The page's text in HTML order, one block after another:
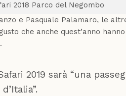
2018 Parco del Negombo
e Pasquale Palamaro, le
che anche quest’anno
2019 sarà “una